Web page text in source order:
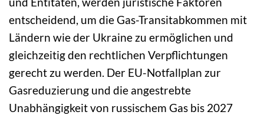
entscheidend, um die Gas-Transitabkommen mit
Ländern wie der Ukraine zu ermöglichen und
gleichzeitig den rechtlichen Verpflichtungen
gerecht zu werden. Der EU-Notfallplan zur
Gasreduzierung und die angestrebte
Unabhängigkeit von russischem Gas bis 2027